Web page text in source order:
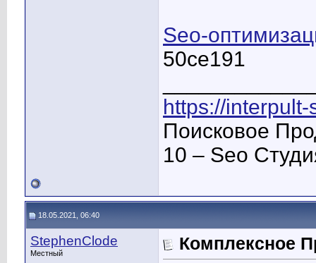
Seo-
50ce191
https://
Поисковое
10 – Seo
18.05.2021, 06:40
StephenClode
Местный
Комплексное